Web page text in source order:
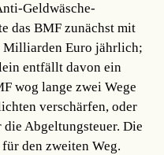
Geldwäsche-
das BMF zunächst mit
Milliarden Euro jährlich;
entfällt davon ein
wog lange zwei Wege
verschärfen, oder
Abgeltungsteuer. Die
den zweiten Weg.